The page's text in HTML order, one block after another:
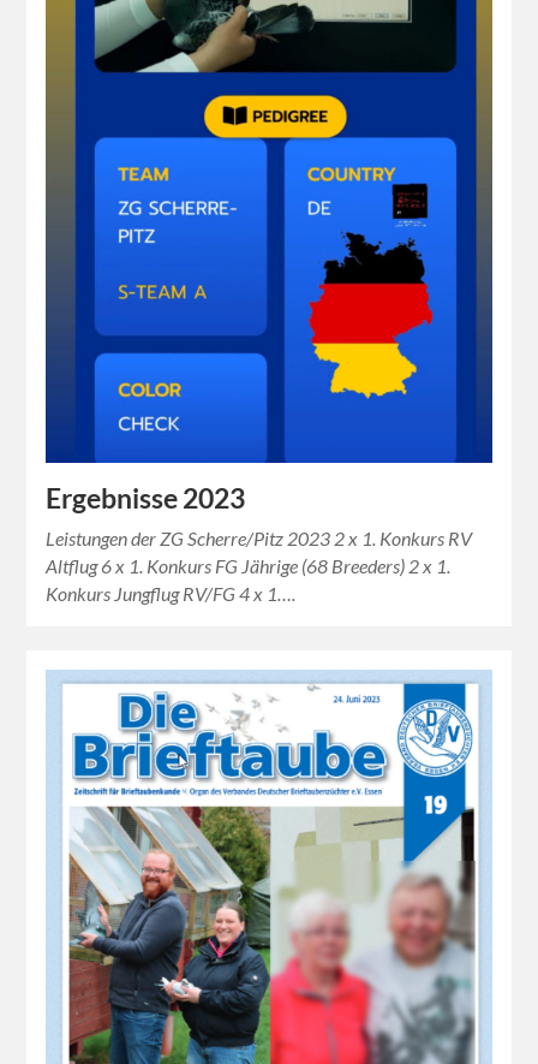
Ergebnisse 2023
Leistungen der ZG Scherre/Pitz 2023 2 x 1. Konkurs RV
Altflug 6 x 1. Konkurs FG Jährige (68 Breeders) 2 x 1.
Konkurs Jungflug RV/FG 4 x 1….